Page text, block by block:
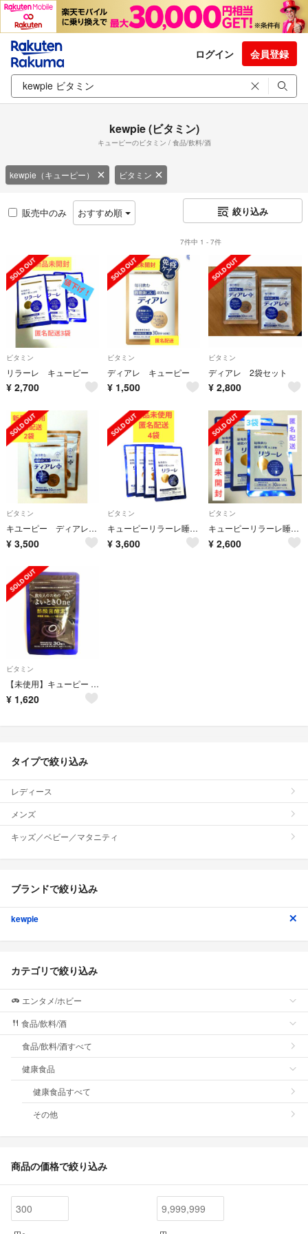
ログイン 会員登録
kewpie (ビタミン)
キューピーのビタミン / 食品/飲料/酒
kewpie（キューピー） ビタミン
販売中のみ おすすめ順 絞り込み
7件中 1 - 7件
ビタミン
リラーレ キューピー
¥ 2,700
ビタミン
ディアレ キューピー
¥ 1,500
ビタミン
ディアレ 2袋セット
¥ 2,800
ビタミン
キユーピー ディアレプラス 30日分（60粒） 2袋 酢酸菌 GABA 花粉 ①
¥ 3,500
ビタミン
キューピーリラーレ睡眠サプリ60錠 4袋
¥ 3,600
ビタミン
キューピーリラーレ睡眠サプリ60錠 3袋
¥ 2,600
ビタミン
【未使用】キューピー よいとき One 酢酸菌酵素 30粒
¥ 1,620
タイプで絞り込み
レディース
メンズ
キッズ／ベビー／マタニティ
ブランドで絞り込み
kewpie
カテゴリで絞り込み
エンタメ/ホビー
食品/飲料/酒
食品/飲料/酒すべて
健康食品
健康食品すべて
その他
商品の価格で絞り込み